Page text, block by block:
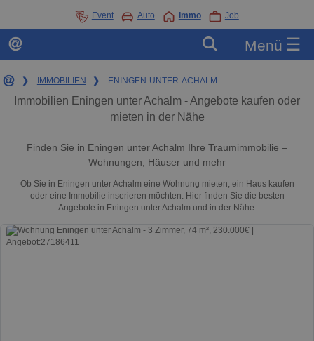
Event Auto Immo Job
Menü ☰
❯ IMMOBILIEN ❯ ENINGEN-UNTER-ACHALM
Immobilien Eningen unter Achalm - Angebote kaufen oder
mieten in der Nähe
Finden Sie in Eningen unter Achalm Ihre Traumimmobilie –
Wohnungen, Häuser und mehr
Ob Sie in Eningen unter Achalm eine Wohnung mieten, ein Haus kaufen
oder eine Immobilie inserieren möchten: Hier finden Sie die besten
Angebote in Eningen unter Achalm und in der Nähe.